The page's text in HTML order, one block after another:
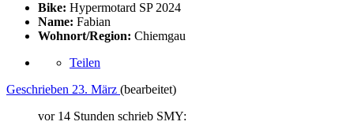
Bike: Hypermotard SP 2024
Name: Fabian
Wohnort/Region: Chiemgau
Teilen
Geschrieben 23. März (bearbeitet)
vor 14 Stunden schrieb SMY: